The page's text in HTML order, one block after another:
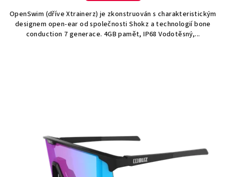
OpenSwim (dříve Xtrainerz) je zkonstruován s charakteristickým
designem open-ear od společnosti Shokz a technologií bone
conduction 7 generace. 4GB pamět, IP68 Vodotěsný,...